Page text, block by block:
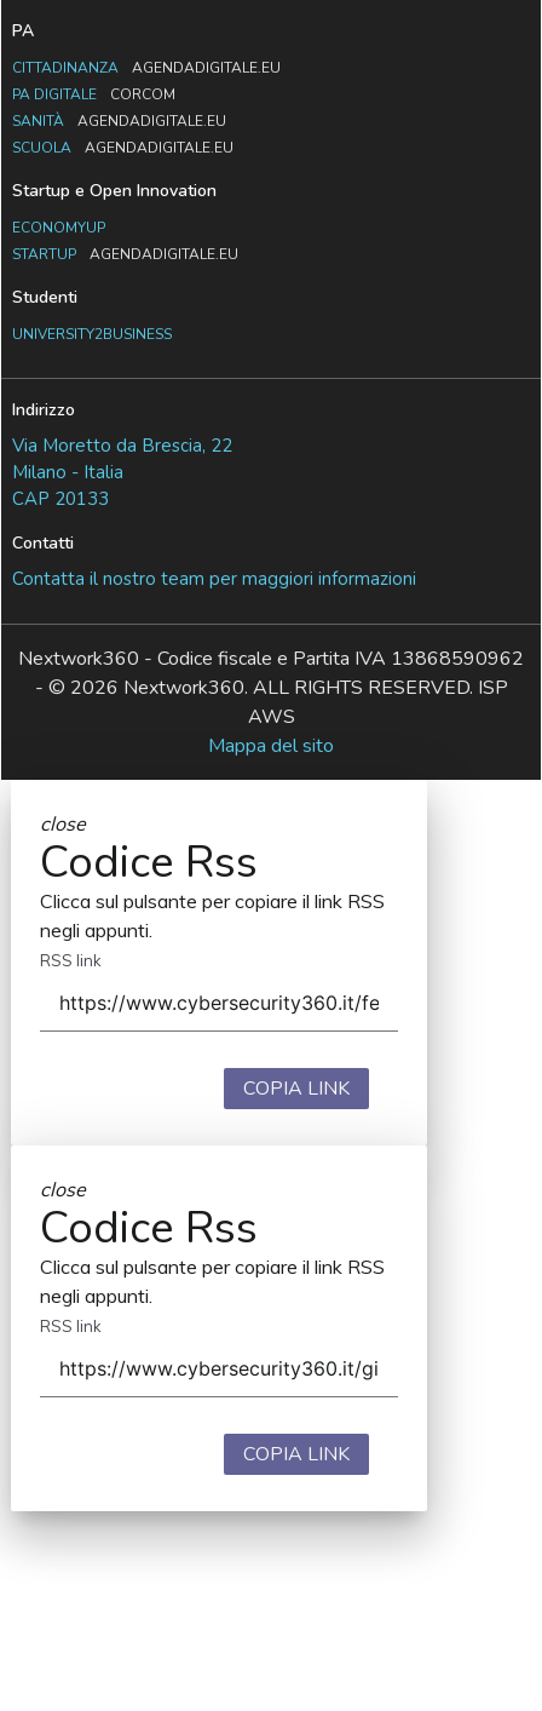
PA
CITTADINANZA
AGENDADIGITALE.EU
PA DIGITALE
CORCOM
SANITÀ
AGENDADIGITALE.EU
SCUOLA
AGENDADIGITALE.EU
Startup e Open Innovation
ECONOMYUP
STARTUP
AGENDADIGITALE.EU
Studenti
UNIVERSITY2BUSINESS
Indirizzo
Via Moretto da Brescia, 22
Milano - Italia
CAP 20133
Contatti
Contatta il nostro team per maggiori informazioni
Nextwork360 - Codice fiscale e Partita IVA 13868590962
- © 2026 Nextwork360. ALL RIGHTS RESERVED. ISP
AWS
Mappa del sito
close
Codice Rss
Clicca sul pulsante per copiare il link RSS
negli appunti.
RSS link
COPIA LINK
close
Codice Rss
Clicca sul pulsante per copiare il link RSS
negli appunti.
RSS link
COPIA LINK